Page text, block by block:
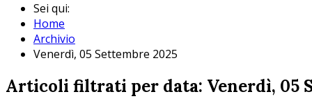
Sei qui:
Home
Archivio
Venerdì, 05 Settembre 2025
Articoli filtrati per data: Venerdì, 05